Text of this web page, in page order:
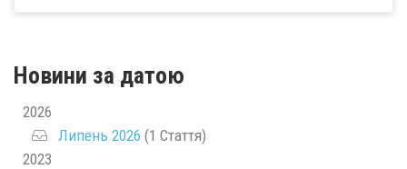
Новини за датою
2026
Липень 2026 (1 Стаття)
2023